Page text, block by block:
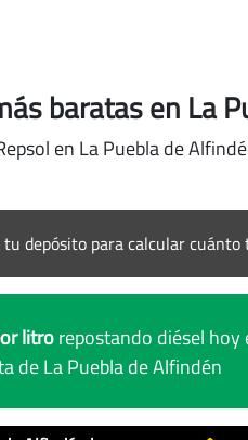
baratas en La
en La Puebla de
depósito para calcular
litrorepostando diésel hoy
de La Puebla de Alfindén